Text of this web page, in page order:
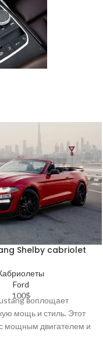
Shelby cabriolet
Ford
100$воплощает
мощь и стиль. Этот
мощным двигателем и